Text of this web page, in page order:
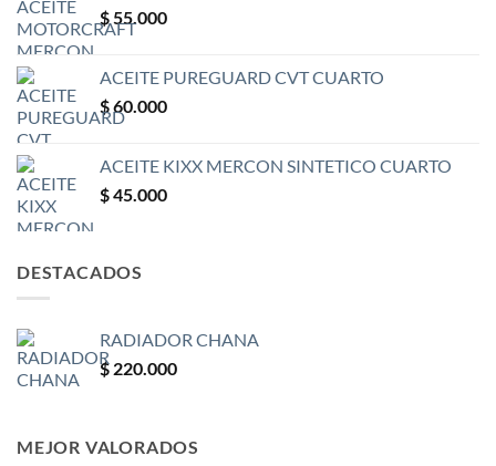
$55.000
ACEITE PUREGUARD CVT CUARTO
$60.000
ACEITE KIXX MERCON SINTETICO CUARTO
$45.000
DESTACADOS
RADIADOR CHANA
$ 220.000
MEJOR VALORADOS